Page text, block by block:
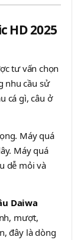
HD 2025
tư vấn chọn
nhu cầu sử
cá gì, câu ở
Máy quá
Máy quá
dễ mỏi và
Daiwa
mượt,
đây là dòng